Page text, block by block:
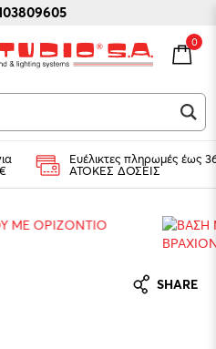
0
Ευέλικτες πληρωμές έως
ΑΤΟΚΕΣ ΔΟΣΕΙΣ
SHARE